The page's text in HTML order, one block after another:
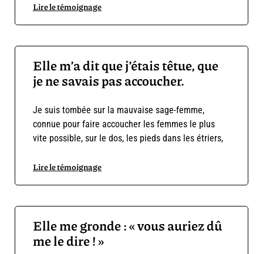
Lire le témoignage
Elle m’a dit que j’étais têtue, que
je ne savais pas accoucher.
Je suis tombée sur la mauvaise sage-femme,
connue pour faire accoucher les femmes le plus
vite possible, sur le dos, les pieds dans les étriers,
Lire le témoignage
Elle me gronde : « vous auriez dû
me le dire ! »